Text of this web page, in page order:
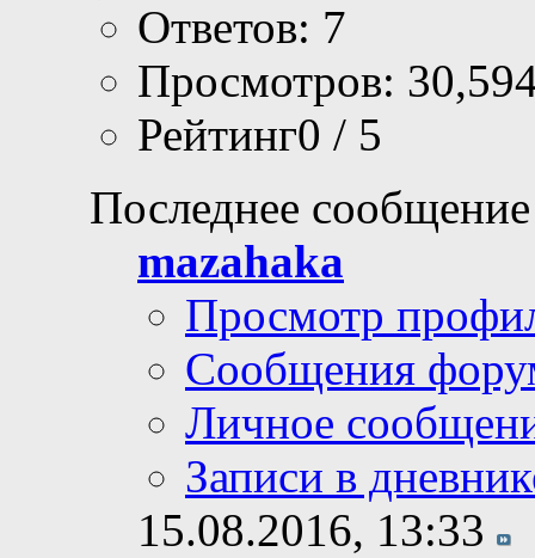
Ответов: 7
Просмотров:
Рейтинг0 / 5
Последнее
mazahaka
Просмотр
Сообщения
Личное
Записи в
15.08.2016, 13:33